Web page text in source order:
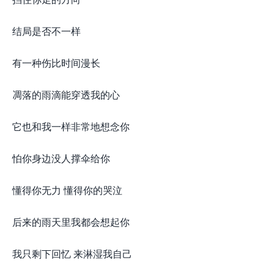
结局是否不一样
有一种伤比时间漫长
凋落的雨滴能穿透我的心
它也和我一样非常地想念你
怕你身边没人撑伞给你
懂得你无力 懂得你的哭泣
后来的雨天里我都会想起你
我只剩下回忆 来淋湿我自己